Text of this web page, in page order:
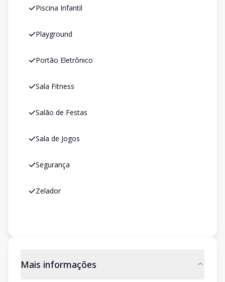
Piscina Infantil
Playground
Portão Eletrônico
Sala Fitness
Salão de Festas
Sala de Jogos
Segurança
Zelador
Mais informações